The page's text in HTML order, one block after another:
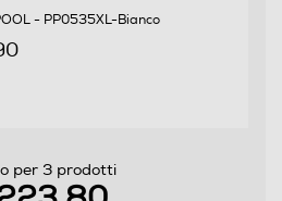
223,80
3 AL CARRELLO